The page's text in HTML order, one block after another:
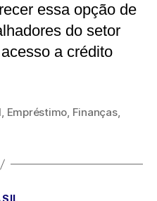
essa opção de
do setor
a crédito
, Empréstimo, Finanças,